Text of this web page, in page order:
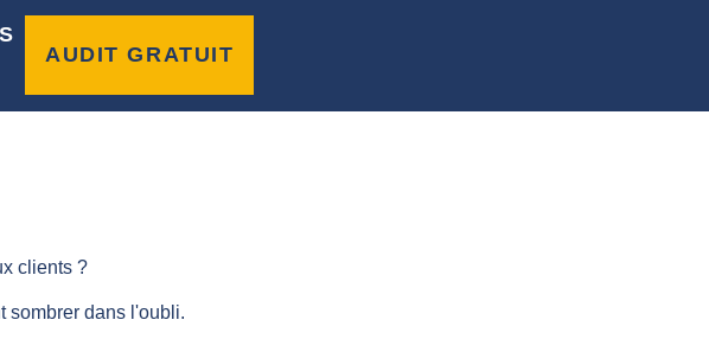
AUDIT GRATUIT
clients dans un cabinet
clients ?
sombrer dans l'oubli.